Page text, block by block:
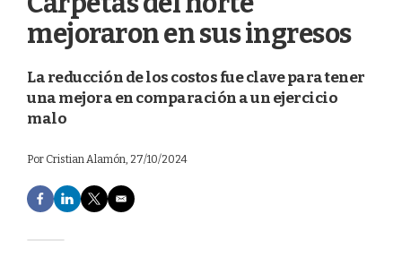
mejoraron en sus ingresos
La reducción de los costos fue clave para tener
una mejora en comparación a un ejercicio
malo
Por Cristian Alamón, 27/10/2024
F
a
e
L
i
T
w
E
m